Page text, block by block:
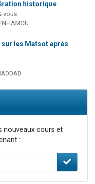
historique
vous
sur les Matsot après
nouveaux cours et
: